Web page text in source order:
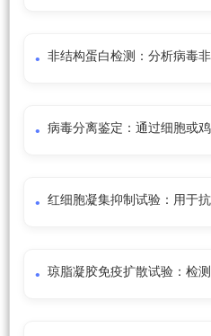
非结构蛋白检测：分析病毒
病毒分离鉴定：通过细胞或
红细胞凝集抑制试验：用于
琼脂凝胶免疫扩散试验：检